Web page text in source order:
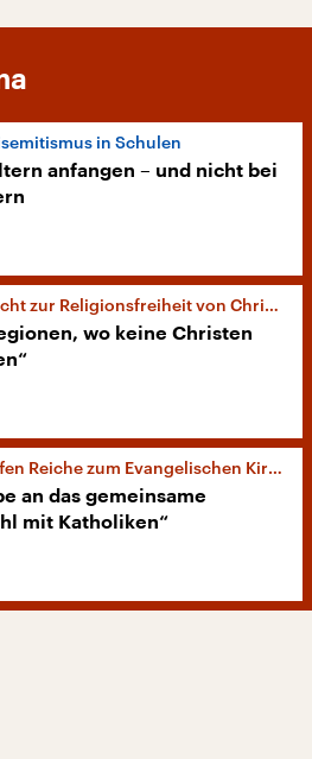
in Schulen
anfangen – und nicht bei
zur Religionsfreiheit von Christen weltweit
wo keine Christen
Reiche zum Evangelischen Kirchentag
an das gemeinsame
mit Katholiken“